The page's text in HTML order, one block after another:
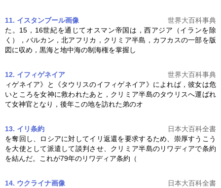
11. イスタンブール画像
世界大百科事典
た。15，16世紀を通じてオスマン帝国は，西アジア（イランを除
く），バルカン，北アフリカ， クリミア半島 ，カフカスの一部を版
図に収め，黒海と地中海の制海権を掌握し
12. イフィゲネイア
世界大百科事典
ィゲネイア》と《タウリスのイフィゲネイア》によれば，彼女は危
いところを女神に救われたあと， クリミア半島のタウリスへ運ばれ
て女神官となり，後年この地を訪れた弟のオ
13. イリ条約
日本大百科全書
を奪回し、ロシアに対してイリ返還を要求するため、崇厚すうこう
を大使として派遣して談判させ、 クリミア半島のリワディアで条約
を結んだ。これが79年のリワディア条約（
14. ウクライナ画像
日本大百科全書